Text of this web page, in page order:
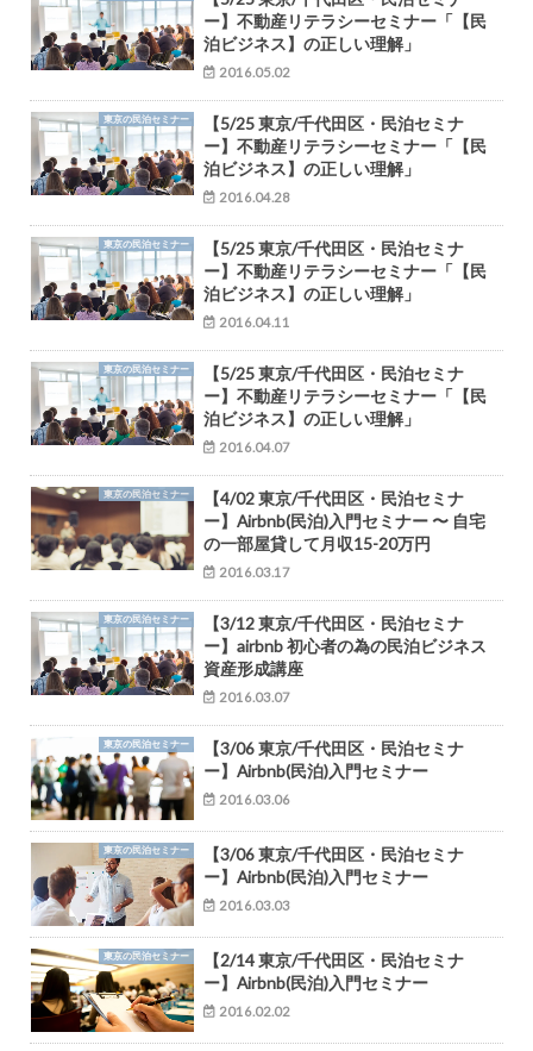
ー】不動産リテラシーセミナー「【民
泊ビジネス】の正しい理解」
2016.05.02
東京の民泊セミナー
【5/25 東京/千代田区・民泊セミナ
ー】不動産リテラシーセミナー「【民
泊ビジネス】の正しい理解」
2016.04.28
東京の民泊セミナー
【5/25 東京/千代田区・民泊セミナ
ー】不動産リテラシーセミナー「【民
泊ビジネス】の正しい理解」
2016.04.11
東京の民泊セミナー
【5/25 東京/千代田区・民泊セミナ
ー】不動産リテラシーセミナー「【民
泊ビジネス】の正しい理解」
2016.04.07
東京の民泊セミナー
【4/02 東京/千代田区・民泊セミナ
ー】Airbnb(民泊)入門セミナー 〜 自宅
の一部屋貸して月収15-20万円
2016.03.17
東京の民泊セミナー
【3/12 東京/千代田区・民泊セミナ
ー】airbnb 初心者の為の民泊ビジネス
資産形成講座
2016.03.07
東京の民泊セミナー
【3/06 東京/千代田区・民泊セミナ
ー】Airbnb(民泊)入門セミナー
2016.03.06
東京の民泊セミナー
【3/06 東京/千代田区・民泊セミナ
ー】Airbnb(民泊)入門セミナー
2016.03.03
東京の民泊セミナー
【2/14 東京/千代田区・民泊セミナ
ー】Airbnb(民泊)入門セミナー
2016.02.02